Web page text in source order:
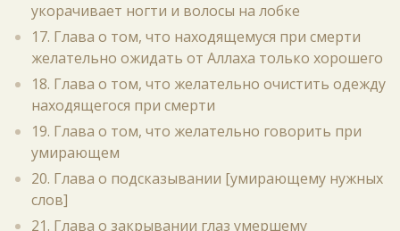
укорачивает ногти и волосы на лобке
17. Глава о том, что находящемуся при смерти
желательно ожидать от Аллаха только хорошего
18. Глава о том, что желательно очистить одежду
находящегося при смерти
19. Глава о том, что желательно говорить при
умирающем
20. Глава о подсказывании [умирающему нужных
слов]
21. Глава о закрывании глаз умершему